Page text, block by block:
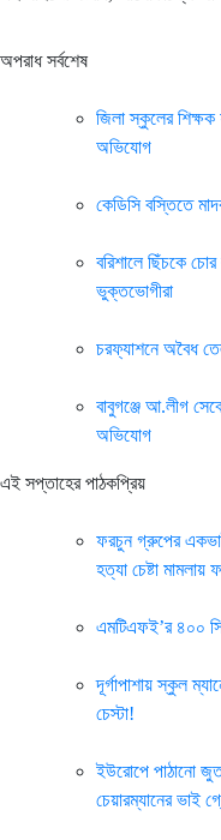
অপরাধ সর্বশেষ
জিলা স্কুলের শিক্ষক
অভিযোগ
কেডিসি বস্তিতে
বরিশালে ছিঁচকে চোর
ভুক্তভোগীরা
চরফ্যাশনে অবৈধ
বাবুগঞ্জে আ.লীগ
অভিযোগ
এই সপ্তাহের পাঠকপ্রিয়
ফরচুন গ্রুপের
হত্যা চেষ্টা
এমটিএফই’র ৪০০
দূর্গাপাশায় স্কুল
চেস্টা!
ইউরোপে পাঠানো
চেয়ারম্যানের ভাই